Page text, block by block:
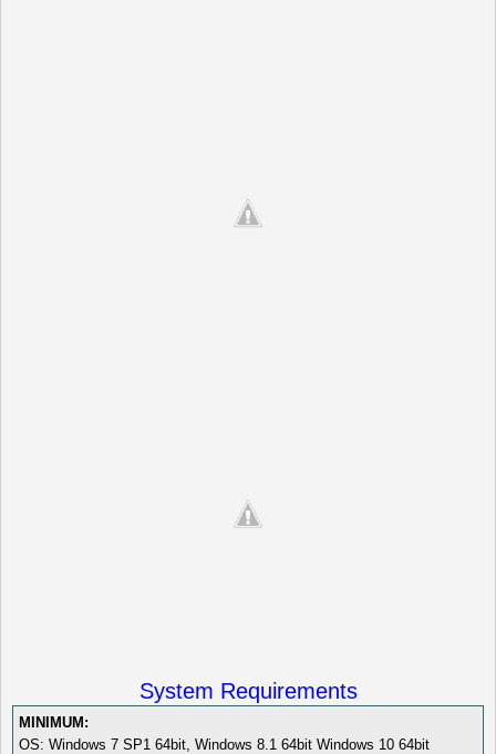
System Requirements
MINIMUM:
OS: Windows 7 SP1 64bit, Windows 8.1 64bit Windows 10 64bit